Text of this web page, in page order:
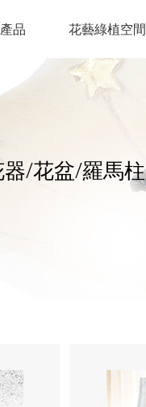
品 花藝綠植空間
/花盆/羅馬柱